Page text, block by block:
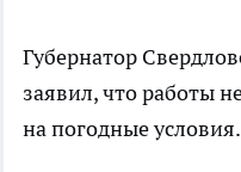
Губернатор
заявил, что работы
на погодные условия.